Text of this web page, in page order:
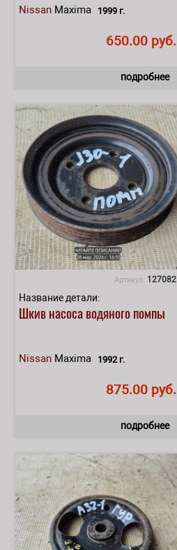
Nissan Maxima 1999 г.
650.00 руб.
подробнее
Артикул: 127082
Название детали:
Шкив насоса водяного помпы
Nissan Maxima 1992 г.
875.00 руб.
подробнее